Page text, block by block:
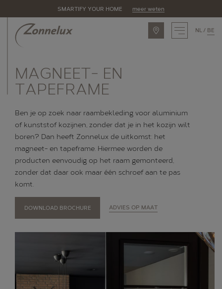
SMARTIFY YOUR HOME meer weten
ASSORTIMENT
Alle producten
OPLOSSINGEN
Eigenschappen
Alle oplossingen
ONS VERHAAL
NL BE
MAGNEET- EN
TAPEFRAME
Ben je op zoek naar raambekleding voor aluminium
of kunststof kozijnen, zonder dat je in het kozijn wilt
boren? Dan heeft Zonnelux de uitkomst: het
magneet- en tapeframe. Hiermee worden de
producten eenvoudig op het raam gemonteerd,
zonder dat daar ook maar één schroef aan te pas
komt.
DOWNLOAD BROCHURE ADVIES OP MAAT